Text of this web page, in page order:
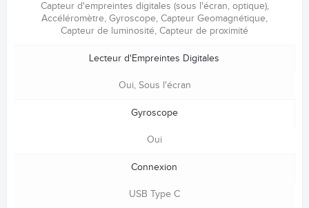
Capteur d'empreintes digitales (sous l'écran, optique),
Accéléromètre, Gyroscope, Capteur Geomagnétique,
Capteur de luminosité, Capteur de proximité
Lecteur d'Empreintes Digitales
Oui, Sous l'écran
Gyroscope
Oui
Connexion
USB Type C